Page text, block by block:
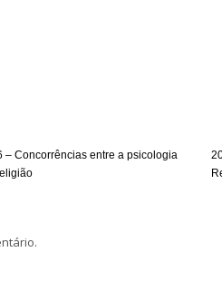
– Concorrências entre a psicologia